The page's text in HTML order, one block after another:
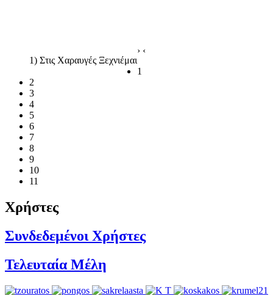
1) Στις Χαραυγές Ξεχνιέμαι
› ‹
1
2
3
4
5
6
7
8
9
10
11
Χρήστες
Συνδεδεμένοι Χρήστες
Τελευταία Μέλη